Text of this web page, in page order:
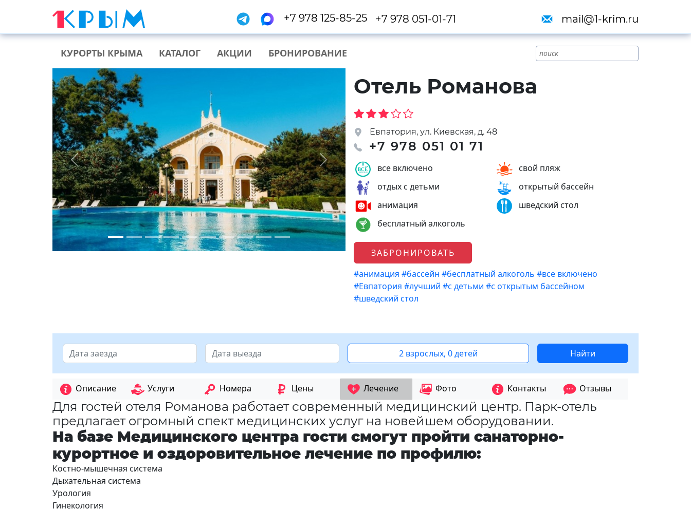
+7 978 125-85-25 +7 978 051-01-71 mail@1-krim.ru
КУРОРТЫ КРЫМА КАТАЛОГ АКЦИИ БРОНИРОВАНИЕ
Previous Next
Отель Романова
Евпатория, ул. Киевская, д. 48
+7 978 051 01 71
все включено
свой пляж
отдых с детьми
открытый бассейн
анимация
шведский стол
бесплатный алкоголь
ЗАБРОНИРОВАТЬ
#анимация #бассейн #бесплатный алкоголь #все включено
#Евпатория #лучший #с детьми #с открытым бассейном
#шведский стол
2 взрослых, 0 детей Найти
Описание Услуги Номера Цены Лечение Фото Контакты Отзывы
Для гостей отеля Романова работает современный медицинский центр. Парк-отель
предлагает огромный спект медицинских услуг на новейшем оборудовании.
На базе Медицинского центра гости смогут пройти санаторно-
курортное и оздоровительное лечение по профилю:
Костно-мышечная система
Дыхательная система
Урология
Гинекология